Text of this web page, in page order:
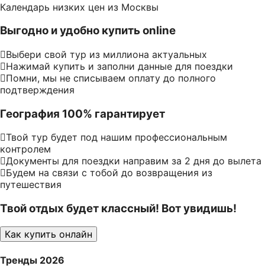
Календарь низких цен из Москвы
Выгодно и удобно купить online
Выбери свой тур из миллиона актуальных
Нажимай купить и заполни данные для поездки
Помни, мы не списываем оплату до полного
подтверждения
География 100% гарантирует
Твой тур будет под нашим профессиональным
контролем
Документы для поездки направим за 2 дня до вылета
Будем на связи с тобой до возвращения из
путешествия
Твой отдых будет классный! Вот увидишь!
Как купить онлайн
Тренды 2026